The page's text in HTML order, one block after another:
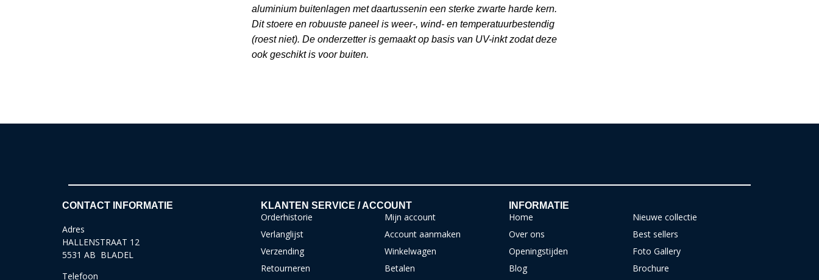
aluminium buitenlagen met daartussenin een sterke zwarte harde kern.
Dit stoere en robuuste paneel is weer-, wind- en temperatuurbestendig
(roest niet). De onderzetter is gemaakt op basis van UV-inkt zodat deze
ook geschikt is voor buiten.
CONTACT INFORMATIE
Adres
HALLENSTRAAT 12
5531 AB BLADEL
Telefoon
KLANTEN SERVICE / ACCOUNT
Orderhistorie
Verlanglijst
Verzending
Retourneren
Mijn account
Account aanmaken
Winkelwagen
Betalen
INFORMATIE
Home
Over ons
Openingstijden
Blog
Nieuwe collectie
Best sellers
Foto Gallery
Brochure